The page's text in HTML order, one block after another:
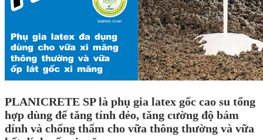
PLANICRETE SP là phụ gia latex gốc cao su tổng
hợp dùng để tăng tính dẻo, tăng cường độ bám
dính và chống thấm cho vữa thông thường và vữa